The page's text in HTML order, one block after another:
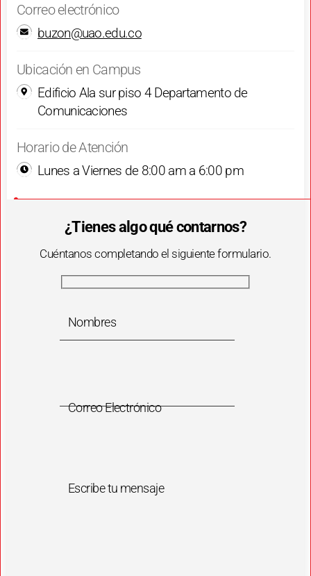
Correo electrónico
buzon@uao.edu.co
Ubicación en Campus
Edificio Ala sur piso 4 Departamento de
Comunicaciones
Horario de Atención
Lunes a Viernes de 8:00 am a 6:00 pm
¿Tienes algo qué contarnos?
Cuéntanos completando el siguiente formulario.
Nombres
Correo Electrónico
Escribe tu mensaje